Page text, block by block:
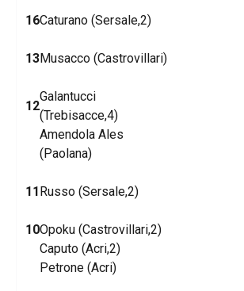
16Caturano (Sersale,2)
13Musacco (Castrovillari)
12
Galantucci
(Trebisacce,4)
Amendola Ales
(Paolana)
11 Russo (Sersale,2)
10Opoku (Castrovillari,2)
Caputo (Acri,2)
Petrone (Acri)